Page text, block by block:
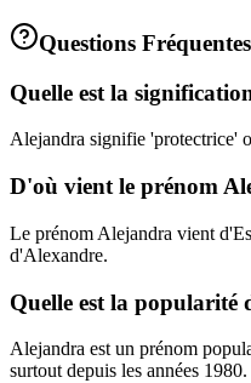
Questions Fréquentes
Quelle est la
Alejandra signifie 'protectrice'
D'où vient le prénom
Le prénom Alejandra vient
d'Alexandre.
Quelle est la
Alejandra est un prénom
surtout depuis les années 1980.